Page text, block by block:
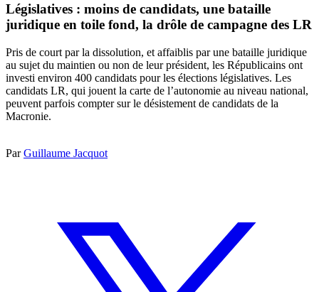
Législatives : moins de candidats, une bataille
juridique en toile fond, la drôle de campagne des LR
Pris de court par la dissolution, et affaiblis par une bataille juridique
au sujet du maintien ou non de leur président, les Républicains ont
investi environ 400 candidats pour les élections législatives. Les
candidats LR, qui jouent la carte de l’autonomie au niveau national,
peuvent parfois compter sur le désistement de candidats de la
Macronie.
ParGuillaume Jacquot